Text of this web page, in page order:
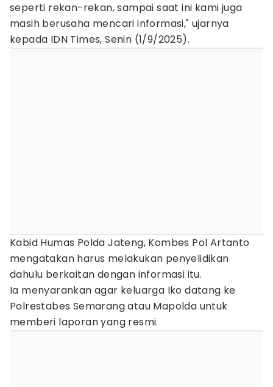
seperti rekan-rekan, sampai saat ini kami juga
masih berusaha mencari informasi," ujarnya
kepada IDN Times, Senin (1/9/2025).
Kabid Humas Polda Jateng, Kombes Pol Artanto
mengatakan harus melakukan penyelidikan
dahulu berkaitan dengan informasi itu.
Ia menyarankan agar keluarga Iko datang ke
Polrestabes Semarang atau Mapolda untuk
memberi laporan yang resmi.